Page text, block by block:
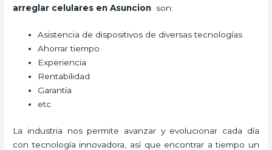
arreglar celulares en Asuncion son:
Asistencia de dispositivos de diversas tecnologías
Ahorrar tiempo
Experiencia
Rentabilidad
Garantía
etc
La industria nos permite avanzar y evolucionar cada día
con tecnología innovadora, así que encontrar a tiempo un